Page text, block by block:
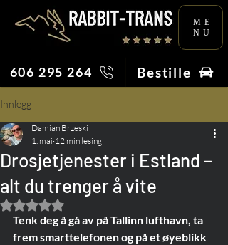
ME
NU
606 295 264 Bestille
Innlegg
Drosjetjenester i Estland –
alt du trenger å vite
Damian Brzeski
1. mai 12 min lesing
Gitt NaN av 5 stjerner.
Tenk deg å gå av på Tallinn lufthavn, ta
frem smarttelefonen og på et øyeblikk